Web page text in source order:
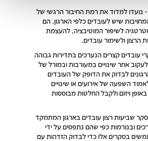
- נועדו למדוד את רמת החיבור הרגשי של
שיש לעובדים כלפי הארגון. הם
לשיפור המוטיבציה, להעצמת
הרצון ולשימור עובדים.
עובדים קצרים הנערכים בתדירות גבוהה
אחר שינויים במעורבות ובמורל של
לבדוק את הדופק של העובדים
השפעה של אירועים או שינויים
ויזום ולקבל החלטות מבוססות
שביעות רצון עובדים בארגון המתמקד
ובנורמות כפי שהם נתפסים על ידי
בסקרים אלו כדי לבדוק הזדהות עם